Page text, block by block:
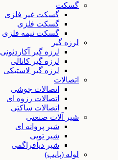
گسکت
گسکت غیر فلزی
گسکت فلزی
گسکت نیمه فلزی
لرزه گیر
لرزه گیر آکاردئونی
لرزه گیر کانالی
لرزه گیر لاستیکی
اتصالات
اتصالات جوشی
اتصالات رزوه ای
اتصالات ساکتی
شیر آلات صنعتی
شیر پروانه ای
شیر توپی
شیر دیافراگمی
لوله (پایپ)